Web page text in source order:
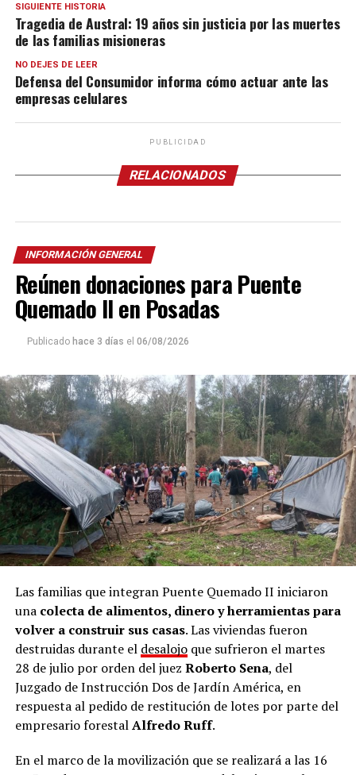
SIGUIENTE HISTORIA
Tragedia de Austral: 19 años sin justicia por las muertes
de las familias misioneras
NO DEJES DE LEER
Defensa del Consumidor informa cómo actuar ante las
empresas celulares
PUBLICIDAD
RELACIONADOS
INFORMACIÓN GENERAL
Reúnen donaciones para Puente
Quemado II en Posadas
Publicado hace 3 días el 06/08/2026
Las familias que integran Puente Quemado II iniciaron
unacolecta de alimentos, dinero y herramientas para
volver a construir sus casas. Las viviendas fueron
destruidas durante el desalojoque sufrieron el martes
28 de julio por orden del juez Roberto Sena, del
Juzgado de Instrucción Dos de Jardín América, en
respuesta al pedido de restitución de lotes por parte del
empresario forestalAlfredo Ruff.
En el marco de la movilización que se realizará a las 16